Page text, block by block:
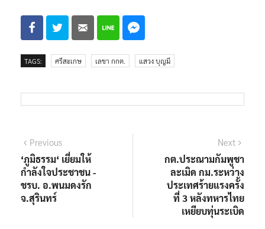
TAGS: ศรีสะเกษ เลขา กกต. แสวง บุญมี
แนะแนว
เรื่อง
PreviousPrevious
post:
‘ภูมิธรรม​‘ เยี่ยมให้
กำลังใจ​ประชาชน​ -​
ชรบ.​ อ.พนมดงรัก​
จ.สุรินทร์​
Next
post:
กต.ประณามกัมพูชา
ละเมิด กม.ระหว่าง
ประเทศร้ายแรงครั้ง
ที่ 3 หลังทหารไทย
เหยียบทุ่นระเบิด